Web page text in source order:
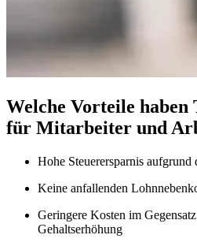
Welche Vorteile haben
für Mitarbeiter und
Hohe Steuerersparnis aufgrund
Keine anfallenden
Geringere Kosten im
Gehaltserhöhung